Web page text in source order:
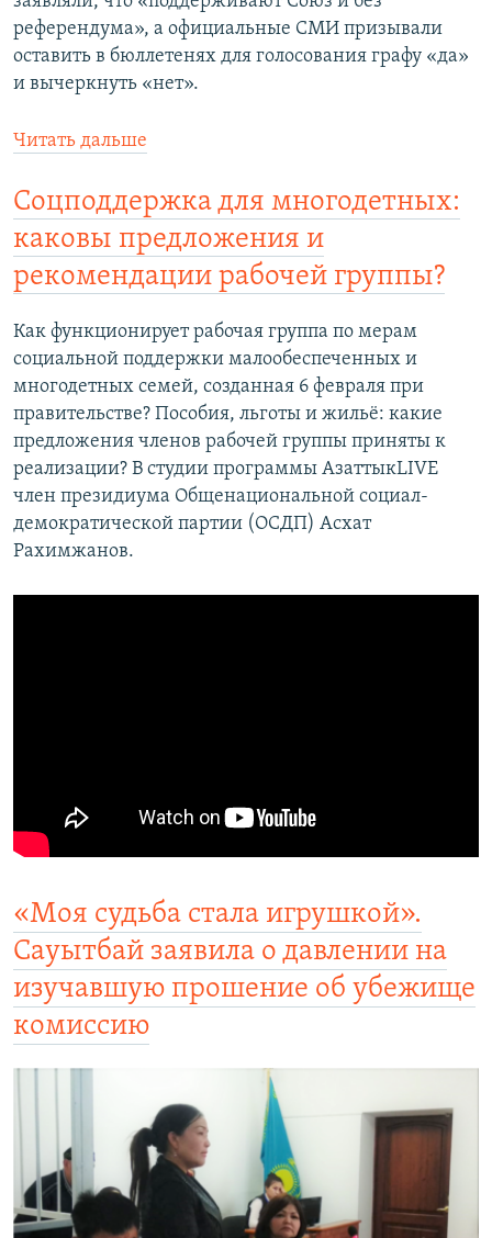
референдума», а официальные СМИ призывали
оставить в бюллетенях для голосования графу «да»
и вычеркнуть «нет».
Читать дальше
Соцподдержка для многодетных:
каковы предложения и
рекомендации рабочей группы?
Как функционирует рабочая группа по мерам
социальной поддержки малообеспеченных и
многодетных семей, созданная 6 февраля при
правительстве? Пособия, льготы и жильё: какие
предложения членов рабочей группы приняты к
реализации? В студии программы АзаттыкLIVE
член президиума Общенациональной социал-
демократической партии (ОСДП) Асхат
Рахимжанов.
«Моя судьба стала игрушкой».
Сауытбай заявила о давлении на
изучавшую прошение об убежище
комиссию